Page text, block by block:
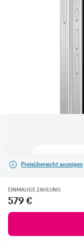
Preisübersicht anzeigen
EINMALIGE ZAHLUNG
579 €